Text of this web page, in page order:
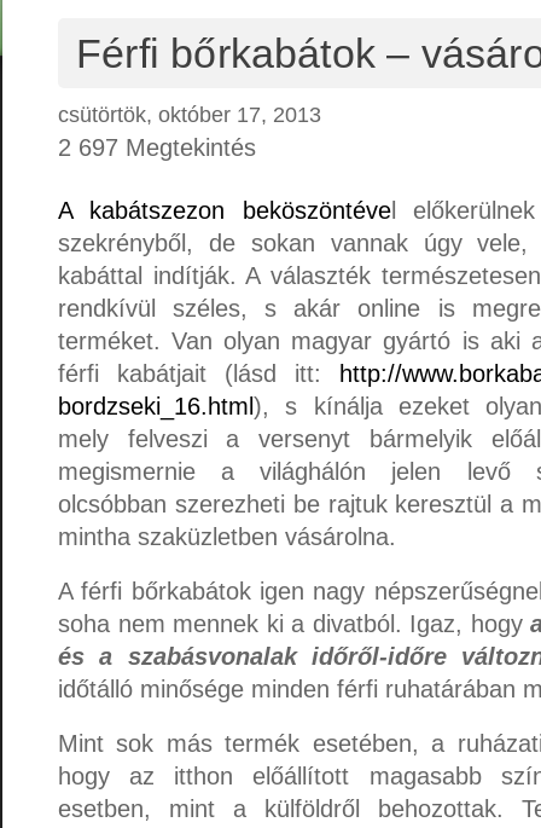
Férfi bőrkabátok –
csütörtök, október 17, 2013
2 697 Megtekintés
A kabátszezon beköszöntével
szekrényből, de sokan vannak úgy
kabáttal indítják. A választék
rendkívül széles, s akár online is
terméket. Van olyan magyar gyártó is aki
férfi kabátjait (lásd itt:
http://
bordzseki_16.html ), s kínálja ezeket
mely felveszi a versenyt bármelyik
megismernie a világhálón jelen levő
olcsóbban szerezheti be rajtuk keresztül a
mintha szaküzletben vásárolna.
A férfi bőrkabátok igen nagy
soha nem mennek ki a divatból. Igaz, hogy
és a szabásvonalak időről-időre
időtálló minősége minden férfi ruhatárában
Mint sok más termék esetében, a
hogy az itthon előállított magasabb
esetben, mint a külföldről behozottak.